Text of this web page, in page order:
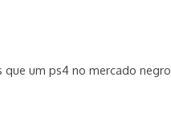
que um ps4 no mercado negro